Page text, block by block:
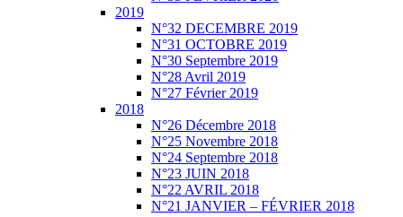
2019
N°32 DECEMBRE 2019
N°31 OCTOBRE 2019
N°30 Septembre 2019
N°28 Avril 2019
N°27 Février 2019
2018
N°26 Décembre 2018
N°25 Novembre 2018
N°24 Septembre 2018
N°23 JUIN 2018
N°22 AVRIL 2018
N°21 JANVIER – FÉVRIER 2018